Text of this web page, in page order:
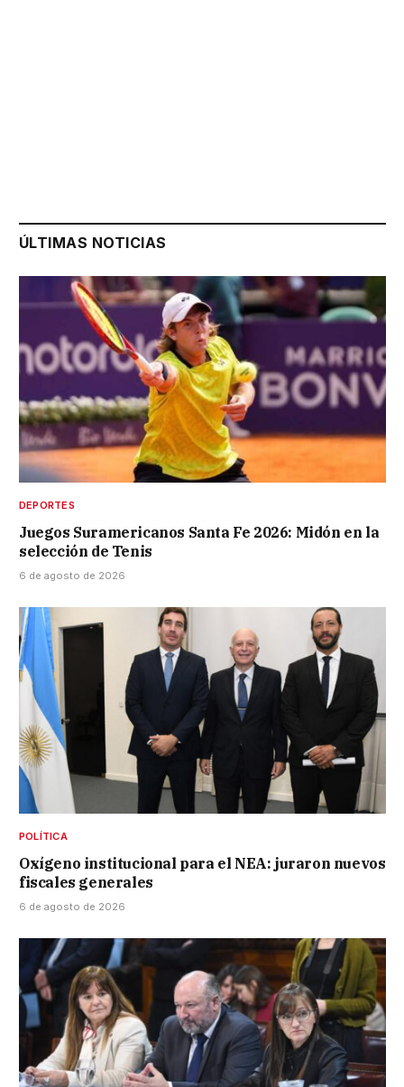
ÚLTIMAS NOTICIAS
DEPORTES
Juegos Suramericanos Santa Fe 2026: Midón en la
selección de Tenis
6 de agosto de 2026
POLÍTICA
Oxígeno institucional para el NEA: juraron nuevos
fiscales generales
6 de agosto de 2026